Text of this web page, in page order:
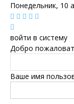
Понедельник, 10
войти в систему
Добро
Ваше имя